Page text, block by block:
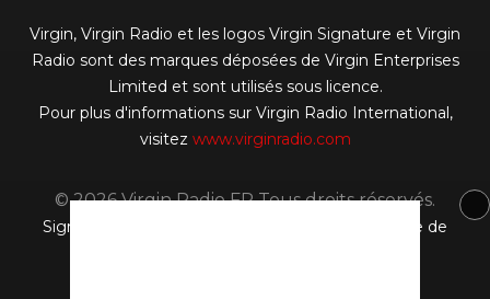
Virgin, Virgin Radio et les logos Virgin Signature et Virgin
Radio sont des marques déposées de Virgin Enterprises
Limited et sont utilisés sous licence.
Pour plus d'informations sur Virgin Radio International,
visitez www.virginradio.com
© 2026 Virgin Radio FR Tous droits réservés.
Signaler un contenu
Politique de